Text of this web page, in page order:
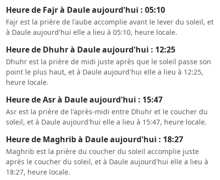
Heure de Fajr à Daule aujourd'hui : 05:10
Fajr est la prière de l'aube accomplie avant le lever du soleil, et
à Daule aujourd'hui elle a lieu à 05:10, heure locale.
Heure de Dhuhr à Daule aujourd'hui : 12:25
Dhuhr est la prière de midi juste après que le soleil passe son
point le plus haut, et à Daule aujourd'hui elle a lieu à 12:25,
heure locale.
Heure de Asr à Daule aujourd'hui : 15:47
Asr est la prière de l'après-midi entre Dhuhr et le coucher du
soleil, et à Daule aujourd'hui elle a lieu à 15:47, heure locale.
Heure de Maghrib à Daule aujourd'hui : 18:27
Maghrib est la prière du coucher du soleil accomplie juste
après le coucher du soleil, et à Daule aujourd'hui elle a lieu à
18:27, heure locale.